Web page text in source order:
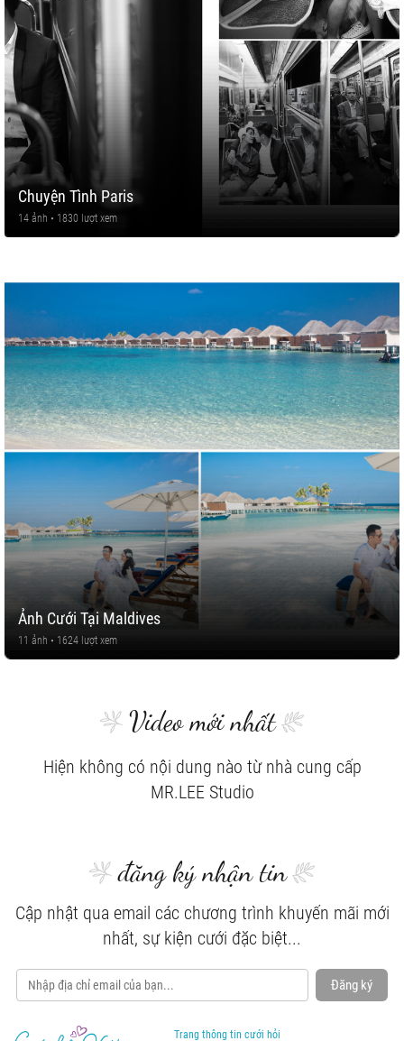
Chuyện Tình Paris
14 ảnh • 1830 lượt xem
Ảnh Cưới Tại Maldives
11 ảnh • 1624 lượt xem
Video mới nhất
Hiện không có nội dung nào từ nhà cung cấp
MR.LEE Studio
đăng ký nhận tin
Cập nhật qua email các chương trình khuyến mãi mới
nhất, sự kiện cưới đặc biệt...
Đăng ký
Trang thông tin cưới hỏi